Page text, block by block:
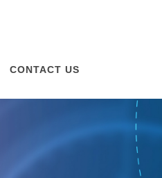
CONTACT US